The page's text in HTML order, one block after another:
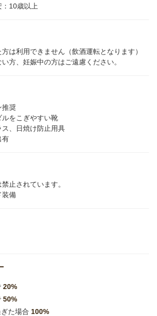
10歳以上
は利用できません（飲酒運転となります）
方、妊娠中の方はご遠慮ください。
推奨
をこぎやすい靴
、日焼け防止用具
有
止されています。
装備
20%
50%
た場合 100%